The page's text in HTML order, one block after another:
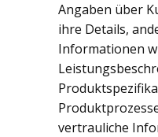
Angaben über
ihre Details,
Informationen
vertrauliche